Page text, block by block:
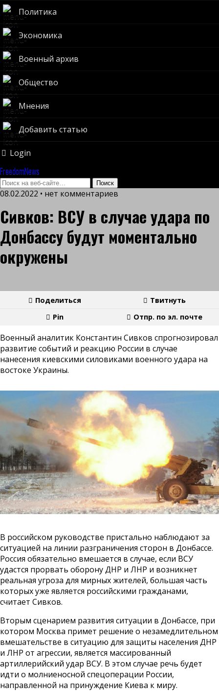
Политика
Экономика
Военный архив
Общество
Мнения
Добавить статью
Login
FreedomNews
08.02.2022 • нет комментариев
Сивков: ВСУ в случае удара по
Донбассу будут моментально
окружены
Поделиться
Твитнуть
Pin
Отпр. по эл. почте
Военный аналитик Константин Сивков спрогнозировал
развитие событий и реакцию России в случае
нанесения киевскими силовиками военного удара на
востоке Украины.
В российском руководстве пристально наблюдают за
ситуацией на линии разграничения сторон в Донбассе.
Россия обязательно вмешается в случае, если ВСУ
удастся прорвать оборону ДНР и ЛНР и возникнет
реальная угроза для мирных жителей, большая часть
которых уже является российскими гражданами,
считает Сивков.
Вторым сценарием развития ситуации в Донбассе, при
котором Москва примет решение о незамедлительном
вмешательстве в ситуацию для защиты населения ДНР
и ЛНР от агрессии, является массированный
артиллерийский удар ВСУ. В этом случае речь будет
идти о молниеносной спецоперации России,
направленной на принуждение Киева к миру.